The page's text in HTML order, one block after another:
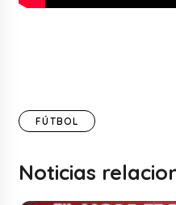
FÚTBOL
Noticias